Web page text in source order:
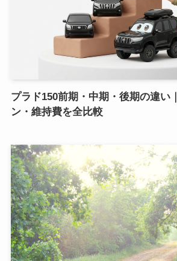
プラド150前期・中期・後期の違い
ン・維持費を全比較